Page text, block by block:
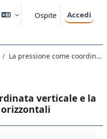
Ospite Accedi
La pressione come coordinata verticale e la relazione tra gradienti orizzontali
verticale e la